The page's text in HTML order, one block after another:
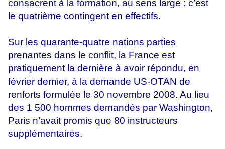
consacrent à la formation, au sens large : c’est
le quatrième contingent en effectifs.
Sur les quarante-quatre nations parties
prenantes dans le conflit, la France est
pratiquement la dernière à avoir répondu, en
février dernier, à la demande US-OTAN de
renforts formulée le 30 novembre 2008. Au lieu
des 1 500 hommes demandés par Washington,
Paris n’avait promis que 80 instructeurs
supplémentaires.